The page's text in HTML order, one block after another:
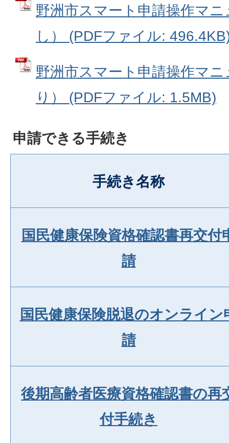
野洲市スマート申請操作マ
し） (PDFファイル:
野洲市スマート申請操作マ
り） (PDFファイル: 1.5MB)
申請できる手続き
手続き名称
国民健康保険資格確認書再交付
請
国民健康保険脱退のオンライン
請
後期高齢者医療資格確認書の再
付手続き